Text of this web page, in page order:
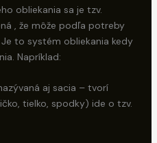
obliekania sa je tzv.
, že môže podľa potreby
to systém obliekania kedy
Napríklad:
aj sacia – tvorí
tielko, spodky) ide o tzv.